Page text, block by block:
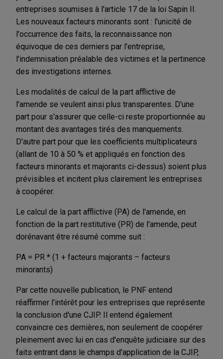
entreprises soumises à l'article 17 de la loi Sapin II.
Les nouveaux facteurs minorants sont : l'unicité de
l'occurrence des faits, la reconnaissance non
équivoque de ces derniers par l'entreprise,
l'indemnisation préalable des victimes et la pertinence
des investigations internes.
Les modalités de calcul de la part afflictive de
l'amende se veulent ainsi plus transparentes. D'une
part pour s'assurer que celle-ci reste proportionnée au
montant des avantages tirés des manquements.
D'autre part pour que les coefficients multiplicateurs
(allant de 10 à 50 % et appliqués en fonction des
facteurs minorants et majorants ci-dessus) soient plus
prévisibles et incitent plus clairement les entreprises
à coopérer.
Le calcul de la part afflictive (PA) de l'amende, en
fonction de la part restitutive (PR) de l'amende, peut
dorénavant être résumé comme suit :
PA = PR * (1 + facteurs majorants – facteurs
minorants)
Par cette nouvelle publication, le PNF entend
réaffirmer l'intérêt pour les entreprises que représente
la conclusion d'une CJIP. Il entend également
convaincre ces dernières, non seulement de coopérer
pleinement avec lui en cas d'enquête judiciaire sur des
faits entrant dans le champs d'application de la CJIP,